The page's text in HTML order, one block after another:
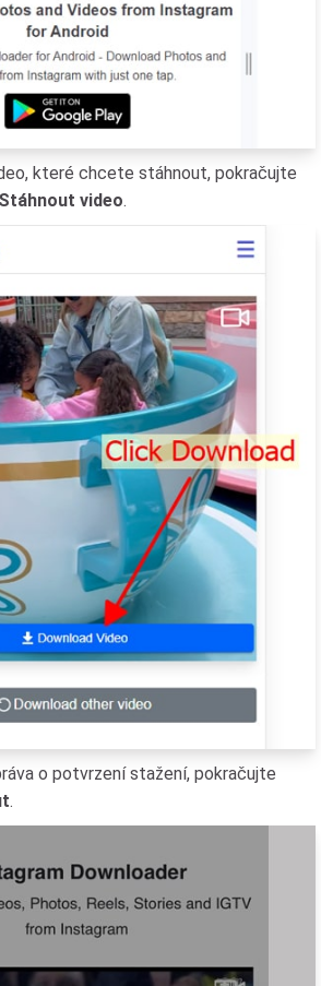
které chcete stáhnout, pokračujte
Stáhnout video.
o potvrzení stažení, pokračujte
.